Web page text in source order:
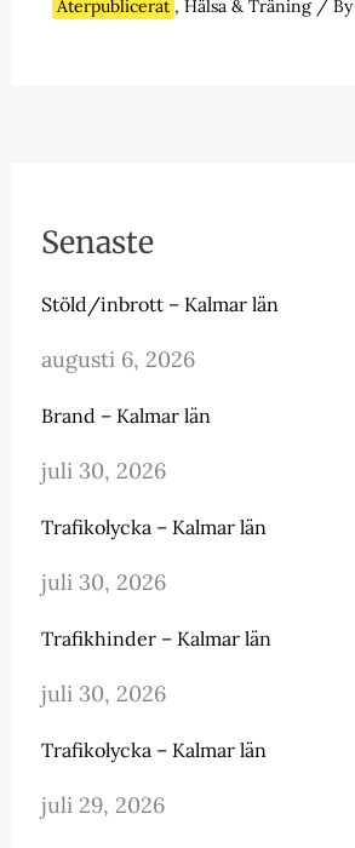
Återpublicerat , Hälsa & Träning/ By
Senaste
Stöld/inbrott – Kalmar län
augusti 6, 2026
Brand – Kalmar län
juli 30, 2026
Trafikolycka – Kalmar län
juli 30, 2026
Trafikhinder – Kalmar län
juli 30, 2026
Trafikolycka – Kalmar län
juli 29, 2026